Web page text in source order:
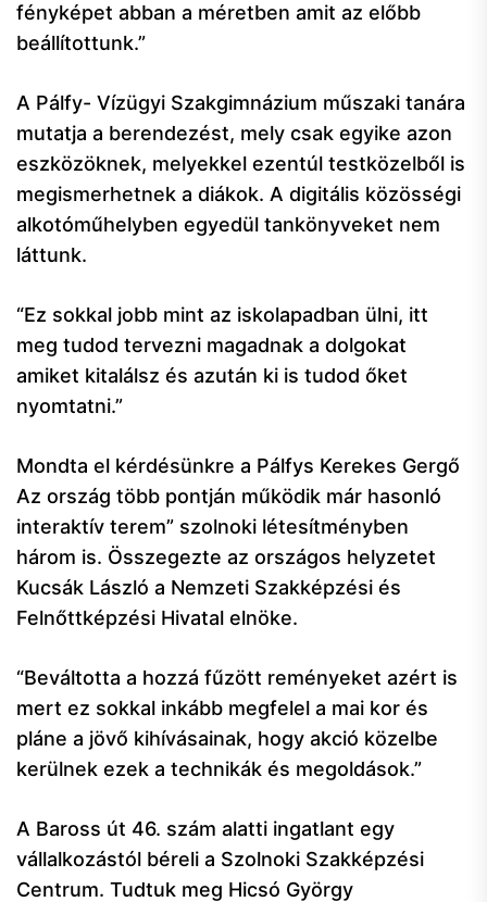
fényképet abban a méretben amit az előbb
beállítottunk.”
A Pálfy- Vízügyi Szakgimnázium műszaki tanára
mutatja a berendezést, mely csak egyike azon
eszközöknek, melyekkel ezentúl testközelből is
megismerhetnek a diákok. A digitális közösségi
alkotóműhelyben egyedül tankönyveket nem
láttunk.
“Ez sokkal jobb mint az iskolapadban ülni, itt
meg tudod tervezni magadnak a dolgokat
amiket kitalálsz és azután ki is tudod őket
nyomtatni.”
Mondta el kérdésünkre a Pálfys Kerekes Gergő
Az ország több pontján működik már hasonló
interaktív terem” szolnoki létesítményben
három is. Összegezte az országos helyzetet
Kucsák László a Nemzeti Szakképzési és
Felnőttképzési Hivatal elnöke.
“Beváltotta a hozzá fűzött reményeket azért is
mert ez sokkal inkább megfelel a mai kor és
pláne a jövő kihívásainak, hogy akció közelbe
kerülnek ezek a technikák és megoldások.”
A Baross út 46. szám alatti ingatlant egy
vállalkozástól béreli a Szolnoki Szakképzési
Centrum. Tudtuk meg Hicsó György